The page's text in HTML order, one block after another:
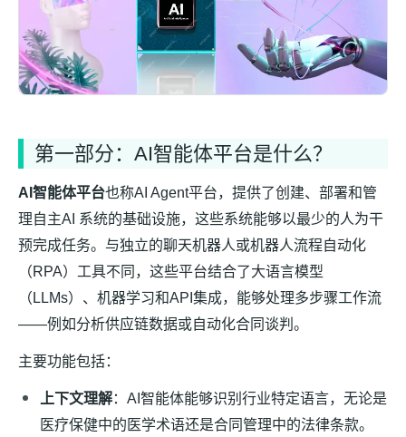
第一部分：AI智能体平台是什么？
AI智能体平台也称AI Agent平台，提供了创建、部署和管
理自主AI 系统的基础设施，这些系统能够以最少的人为干
预完成任务。与独立的聊天机器人或机器人流程自动化
（RPA）工具不同，这些平台结合了大语言模型
（LLMs）、机器学习和API集成，能够处理多步骤工作流
——例如分析供应链数据或自动化合同谈判。
主要功能包括：
上下文理解：AI智能体能够识别行业特定语言，无论是
医疗保健中的医学术语还是合同管理中的法律条款。